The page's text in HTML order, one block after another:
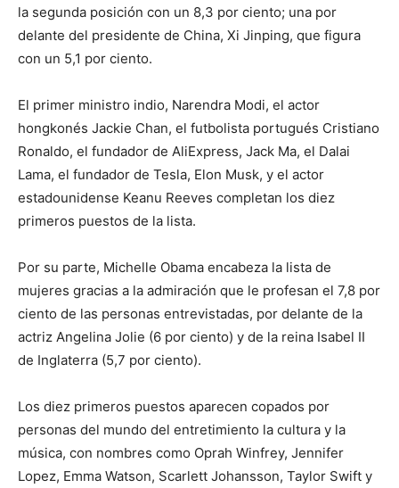
la segunda posición con un 8,3 por ciento; una por
delante del presidente de China, Xi Jinping, que figura
con un 5,1 por ciento.
El primer ministro indio, Narendra Modi, el actor
hongkonés Jackie Chan, el futbolista portugués Cristiano
Ronaldo, el fundador de AliExpress, Jack Ma, el Dalai
Lama, el fundador de Tesla, Elon Musk, y el actor
estadounidense Keanu Reeves completan los diez
primeros puestos de la lista.
Por su parte, Michelle Obama encabeza la lista de
mujeres gracias a la admiración que le profesan el 7,8 por
ciento de las personas entrevistadas, por delante de la
actriz Angelina Jolie (6 por ciento) y de la reina Isabel II
de Inglaterra (5,7 por ciento).
Los diez primeros puestos aparecen copados por
personas del mundo del entretimiento la cultura y la
música, con nombres como Oprah Winfrey, Jennifer
Lopez, Emma Watson, Scarlett Johansson, Taylor Swift y